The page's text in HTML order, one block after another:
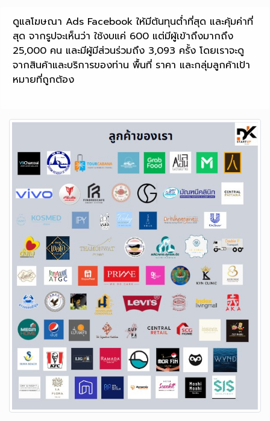
ดูแลโฆษณา Ads Facebook ให้มีต้นทุนต่ำที่สุด และคุ้มค่าที่
สุด จากรูปจะเห็นว่า ใช้งบแค่ 600 แต่มีผู้เข้าถึงมากถึง
25,000 คน และมีผู้มีส่วนร่วมถึง 3,093 ครั้ง โดยเราจะดู
จากสินค้าและบริการของท่าน พื้นที่ ราคา และกลุ่มลูกค้าเป้า
หมายที่ถูกต้อง